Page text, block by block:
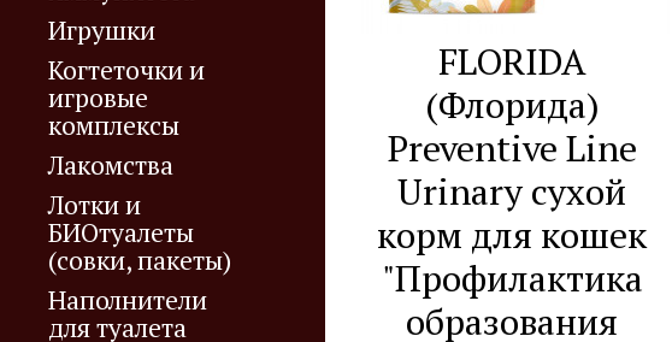
Игрушки
Когтеточки и
игровые
комплексы
Лакомства
Лотки и
БИОтуалеты
(совки, пакеты)
Наполнители
для туалета
FLORIDA
(Флорида)
Preventive Line
Urinary сухой
корм для кошек
"Профилактика
образования